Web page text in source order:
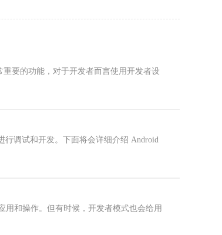
要的功能，对于开发者而言使用开发者设
行调试和开发。下面将会详细介绍 Android
用和操作。但有时候，开发者模式也会给用